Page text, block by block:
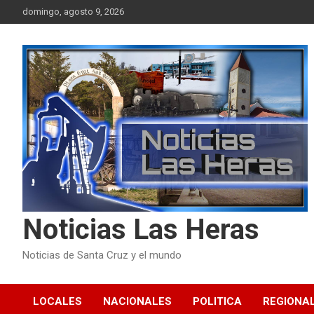
to
domingo, agosto 9, 2026
Noticias Las Heras
Noticias de Santa Cruz y el mundo
LOCALES NACIONALES POLITICA